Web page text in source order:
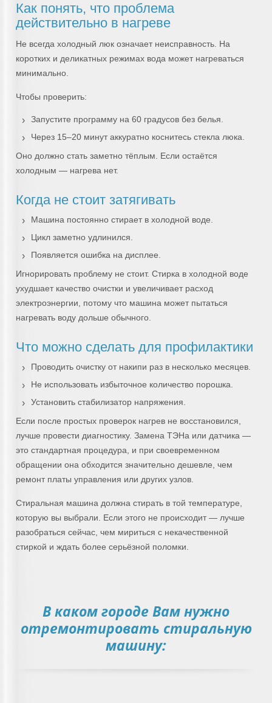
Как понять, что проблема
действительно в нагреве
Не всегда холодный люк означает неисправность. На
коротких и деликатных режимах вода может нагреваться
минимально.
Чтобы проверить:
Запустите программу на 60 градусов без белья.
Через 15–20 минут аккуратно коснитесь стекла люка.
Оно должно стать заметно тёплым. Если остаётся
холодным — нагрева нет.
Когда не стоит затягивать
Машина постоянно стирает в холодной воде.
Цикл заметно удлинился.
Появляется ошибка на дисплее.
Игнорировать проблему не стоит. Стирка в холодной воде
ухудшает качество очистки и увеличивает расход
электроэнергии, потому что машина может пытаться
нагревать воду дольше обычного.
Что можно сделать для профилактики
Проводить очистку от накипи раз в несколько месяцев.
Не использовать избыточное количество порошка.
Установить стабилизатор напряжения.
Если после простых проверок нагрев не восстановился,
лучше провести диагностику. Замена ТЭНа или датчика —
это стандартная процедура, и при своевременном
обращении она обходится значительно дешевле, чем
ремонт платы управления или других узлов.
Стиральная машина должна стирать в той температуре,
которую вы выбрали. Если этого не происходит — лучше
разобраться сейчас, чем мириться с некачественной
стиркой и ждать более серьёзной поломки.
В каком городе Вам нужно
отремонтировать стиральную
машину: